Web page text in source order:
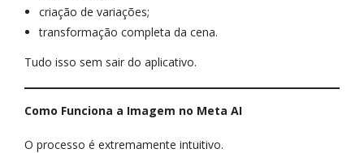
criação de variações;
transformação completa da cena.
Tudo isso sem sair do aplicativo.
Como Funciona a Imagem no Meta AI
O processo é extremamente intuitivo.